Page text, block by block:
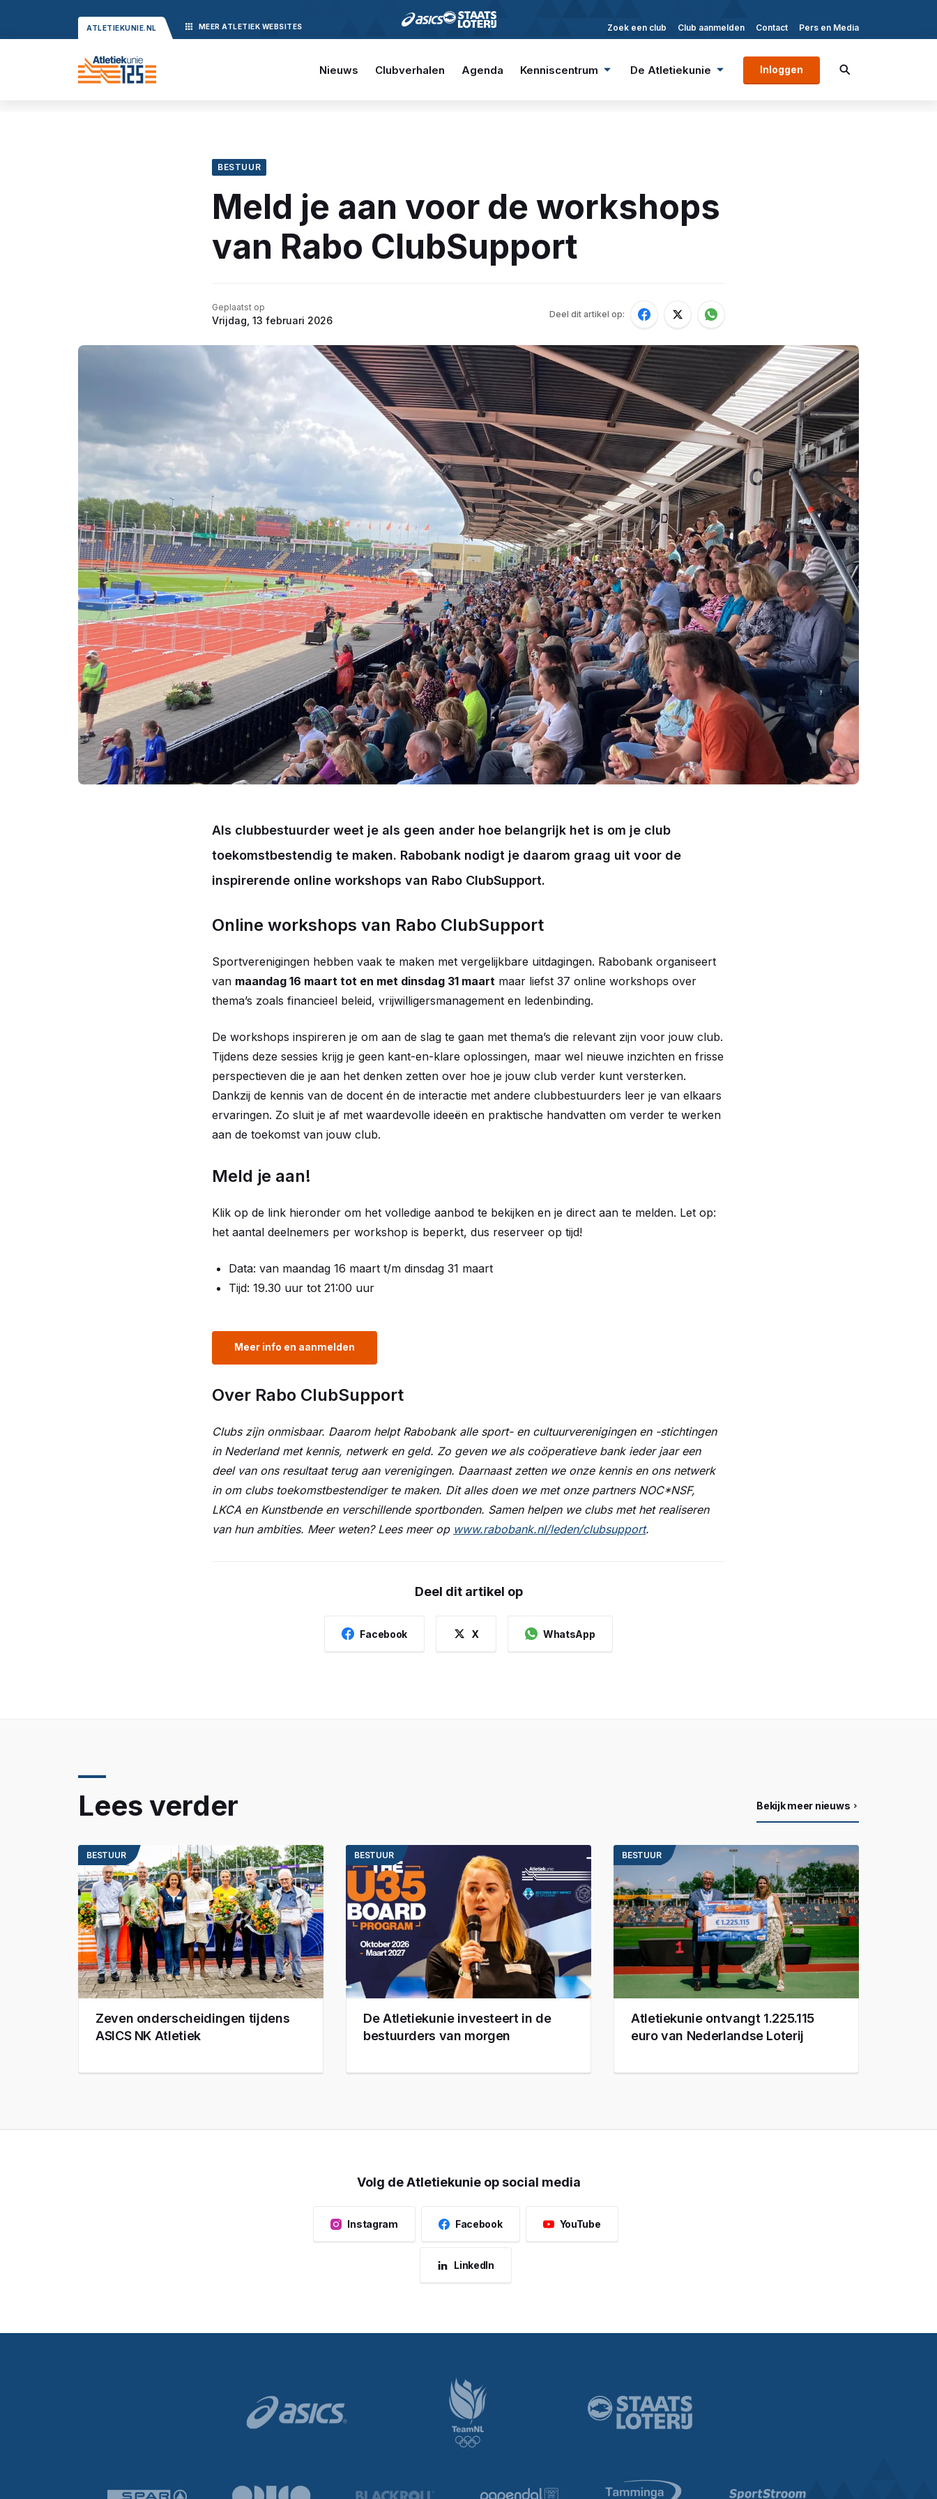
ATLETIEKUNIE.NL MEER ATLETIEK WEBSITES Zoek een club Club aanmelden Contact Pers en Media
Nieuws Clubverhalen Agenda Kenniscentrum De Atletiekunie Inloggen
BESTUUR
Meld je aan voor de workshops
van Rabo ClubSupport
Geplaatst op
Vrijdag, 13 februari 2026
Deel dit artikel op:
Als clubbestuurder weet je als geen ander hoe belangrijk het is om je club
toekomstbestendig te maken. Rabobank nodigt je daarom graag uit voor de
inspirerende online workshops van Rabo ClubSupport.
Online workshops van Rabo ClubSupport
Sportverenigingen hebben vaak te maken met vergelijkbare uitdagingen. Rabobank organiseert
van maandag 16 maart tot en met dinsdag 31 maart maar liefst 37 online workshops over
thema’s zoals financieel beleid, vrijwilligersmanagement en ledenbinding.
De workshops inspireren je om aan de slag te gaan met thema’s die relevant zijn voor jouw club.
Tijdens deze sessies krijg je geen kant-en-klare oplossingen, maar wel nieuwe inzichten en frisse
perspectieven die je aan het denken zetten over hoe je jouw club verder kunt versterken.
Dankzij de kennis van de docent én de interactie met andere clubbestuurders leer je van elkaars
ervaringen. Zo sluit je af met waardevolle ideeën en praktische handvatten om verder te werken
aan de toekomst van jouw club.
Meld je aan!
Klik op de link hieronder om het volledige aanbod te bekijken en je direct aan te melden. Let op:
het aantal deelnemers per workshop is beperkt, dus reserveer op tijd!
Data: van maandag 16 maart t/m dinsdag 31 maart
Tijd: 19.30 uur tot 21:00 uur
Meer info en aanmelden
Over Rabo ClubSupport
Clubs zijn onmisbaar. Daarom helpt Rabobank alle sport- en cultuurverenigingen en -stichtingen
in Nederland met kennis, netwerk en geld. Zo geven we als coöperatieve bank ieder jaar een
deel van ons resultaat terug aan verenigingen. Daarnaast zetten we onze kennis en ons netwerk
in om clubs toekomstbestendiger te maken. Dit alles doen we met onze partners NOC*NSF,
LKCA en Kunstbende en verschillende sportbonden. Samen helpen we clubs met het realiseren
van hun ambities. Meer weten? Lees meer op www.rabobank.nl/leden/clubsupport.
Deel dit artikel op
Facebook X WhatsApp
Lees verder Bekijk meer nieuws
BESTUUR
Zeven onderscheidingen tijdens
ASICS NK Atletiek
BESTUUR
De Atletiekunie investeert in de
bestuurders van morgen
BESTUUR
Atletiekunie ontvangt 1.225.115
euro van Nederlandse Loterij
Volg de Atletiekunie op social media
Instagram Facebook YouTube
LinkedIn